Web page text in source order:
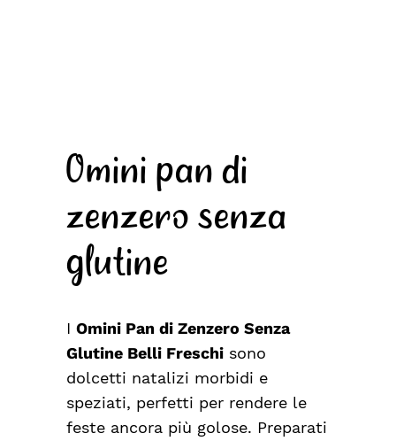
Omini pan di
zenzero senza
glutine
I Omini Pan di Zenzero Senza
Glutine Belli Freschisono
dolcetti natalizi morbidi e
speziati, perfetti per rendere le
feste ancora più golose. Preparati